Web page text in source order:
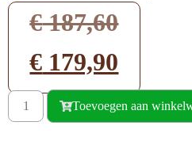
€187,60
€ 179,90
Toevoegen aan